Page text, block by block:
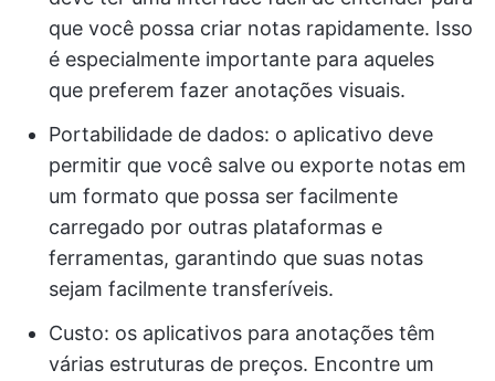
que você possa criar notas rapidamente. Isso
é especialmente importante para aqueles
que preferem fazer anotações visuais.
Portabilidade de dados: o aplicativo deve
permitir que você salve ou exporte notas em
um formato que possa ser facilmente
carregado por outras plataformas e
ferramentas, garantindo que suas notas
sejam facilmente transferíveis.
Custo: os aplicativos para anotações têm
várias estruturas de preços. Encontre um